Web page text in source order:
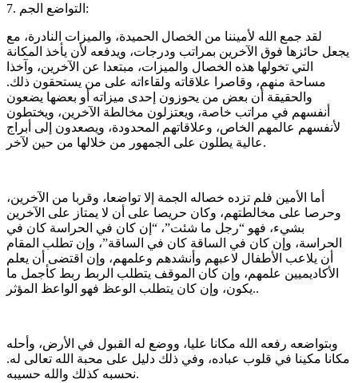
7. التواضع الجم:
لقد جمع الله لأميننا من الخصال الحميدة، والميزات النادرة، مع
يجعل حائزها فوق الآخرين بمراتب ودرجات، ويدفعه لأن يأخذ المكانة
التي تخولها هذه الخصال والميزات، مبتعدا عن الآخرين، وآخذا
مساحة منهم، وقاصرا علاقاته ولقاءاته على من يستحقون ذلك.
والحقيقة أن بعض من يحوزون إحدى ميزاته أو بعضها يضعون
أنفسهم في مراتب خاصة، ويعتزلون مخالطة الآخرين، ويختطون
لأنفسهم عالمهم الخاص، وعلاقاتهم المحدودة، ويصعدون إلى أبراج
عالية يطلون على الجمهور من خلالها من حين لآخر.
أما الأمين فلم تزده خصاله الجمة إلا تواضعا، وقربا من الآخرين،
وحرصا على مخالطتهم، وكان حريصا على أن لا يمتاز على الآخرين
بشيء، فهو “رجل ما شئت”، “إن كان في الحراسة كان في
الحراسة، وإن كان في الساقة كان في الساقة”، وإن تطلب المقام
أن يلاعب الأطفال لاعبهم وأنشدهم وعلمهم، وإن اقتضى أن يعلم
الأكاديميين علمهم، وإن كان الموقف يتطلب الربط ربط كأجمل ما
يكون، وإن كان يتطلب الوعظ فهو الواعظ المؤثر..
وبتواضعه رفعه الله مكانا عليا، ووضع له القبول في الأرض، وأحله
مكانا مكينا في قلوب عباده، وفي ذلك دليل على محبة الله تعالى له.
نحسبه كذلك والله حسيبه.